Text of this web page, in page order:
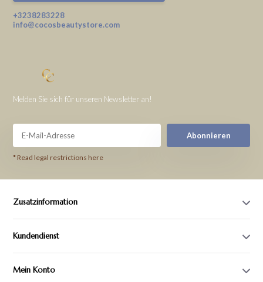
+3238283228
info@cocosbeautystore.com
Melden Sie sich für unseren Newsletter an!
Abonnieren
* Read legal restrictions here
Zusatzinformation
Kundendienst
Mein Konto